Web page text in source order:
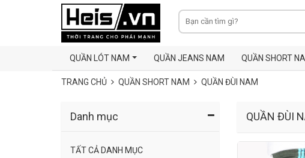
QUẦN LÓT NAM QUẦN JEANS NAM QUẦN SHORT
TRANG CHỦ QUẦN SHORT NAM QUẦN ĐÙI NAM
Danh mục
TẤT CẢ DANH MỤC
QUẦN ĐÙI